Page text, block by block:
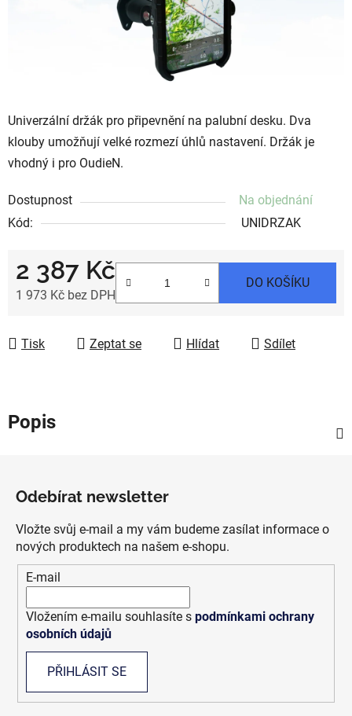
Univerzální držák pro připevnění na palubní desku. Dva
klouby umožňují velké rozmezí úhlů nastavení. Držák je
vhodný i pro OudieN.
Dostupnost
Na objednání
Kód:
UNIDRZAK
2 387 Kč
1 973 Kč bez DPH
DO KOŠÍKU
Tisk Zeptat se Hlídat Sdílet
Popis
Odebírat newsletter
Vložte svůj e-mail a my vám budeme zasílat informace o
nových produktech na našem e-shopu.
E-mail
Vložením e-mailu souhlasíte s podmínkami ochrany
osobních údajů
PŘIHLÁSIT SE